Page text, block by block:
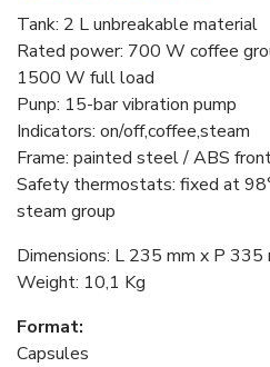
Tank: 2 L unbreakable material
Rated power: 700 W coffee
1500 W full load
Punp: 15-bar vibration pump
Indicators: on/off,coffee,steam
Frame: painted steel / ABS
Safety thermostats: fixed at
steam group
Dimensions: L 235 mm x P
Weight: 10,1 Kg
Format:
Capsules